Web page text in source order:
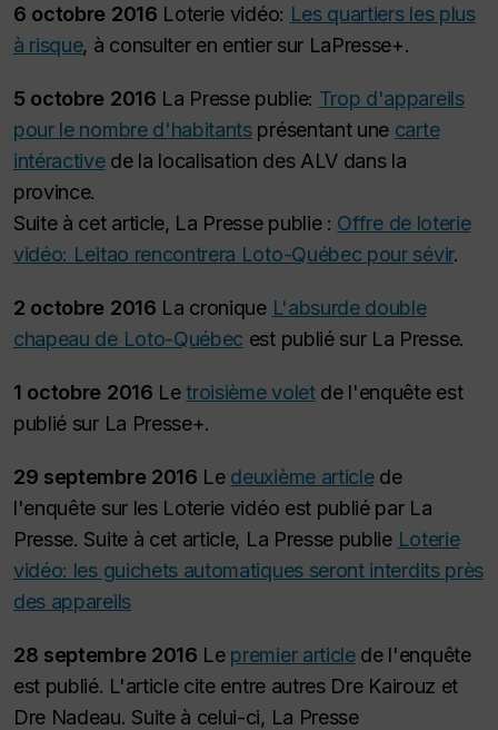
6 octobre 2016 Loterie vidéo: Les quartiers les plus
à risque, à consulter en entier sur LaPresse+.
5 octobre 2016 La Presse publie: Trop d'appareils
pour le nombre d'habitantsprésentant une carte
intéractivede la localisation des ALV dans la
province.
Suite à cet article, La Presse publie : Offre de loterie
vidéo: Leitao rencontrera Loto-Québec pour sévir.
2 octobre 2016 La cronique L'absurde double
chapeau de Loto-Québec est publié sur La Presse.
1 octobre 2016 Letroisième voletde l'enquête est
publié sur La Presse+.
29 septembre 2016 Le deuxième articlede
l'enquête sur les Loterie vidéo est publié par La
Presse. Suite à cet article, La Presse publie Loterie
vidéo: les guichets automatiques seront interdits près
des appareils
28 septembre 2016 Le premier articlede l'enquête
est publié. L'article cite entre autres Dre Kairouz et
Dre Nadeau. Suite à celui-ci, La Presse